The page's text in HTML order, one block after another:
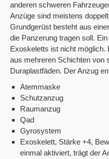
anderen schweren
Anzüge sind meistens
Grundgerüst besteht aus
die Panzerung tragen soll.
Exoskeletts ist nicht möglich.
aus mehreren Schichten von
Duraplastfäden. Der Anzug
Atemmaske
Schutzanzug
Raumanzug
Qad
Gyrosystem
Exoskelett, Stärke +4,
einmal aktiviert, trägt der